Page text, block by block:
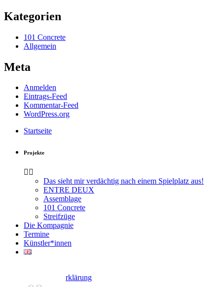
Kategorien
101 Concrete
Allgemein
Meta
Anmelden
Eintrags-Feed
Kommentar-Feed
WordPress.org
Startseite
Projekte
Das sieht mir verdächtig nach einem Spielplatz aus!
ENTRE DEUX
Assemblage
101 Concrete
Streifzüge
Die Kompagnie
Termine
Künstler*innen
Datenschutzerklärung